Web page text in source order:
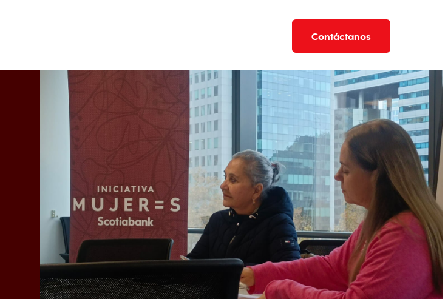
Contáctanos